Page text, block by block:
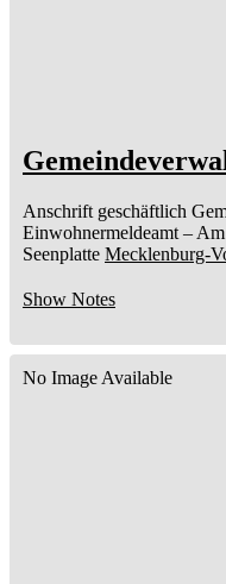
Anschrift geschäftlich
Einwohnermeldeamt –
Seenplatte Mecklenburg-
Show Notes
No Image Available